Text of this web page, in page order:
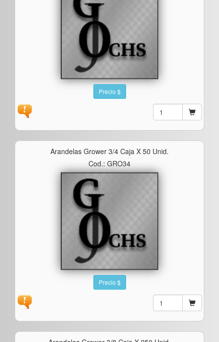
Precio $
Arandelas Grower 3/4 Caja X 50 Unid.
Cod.: GRO34
Precio $